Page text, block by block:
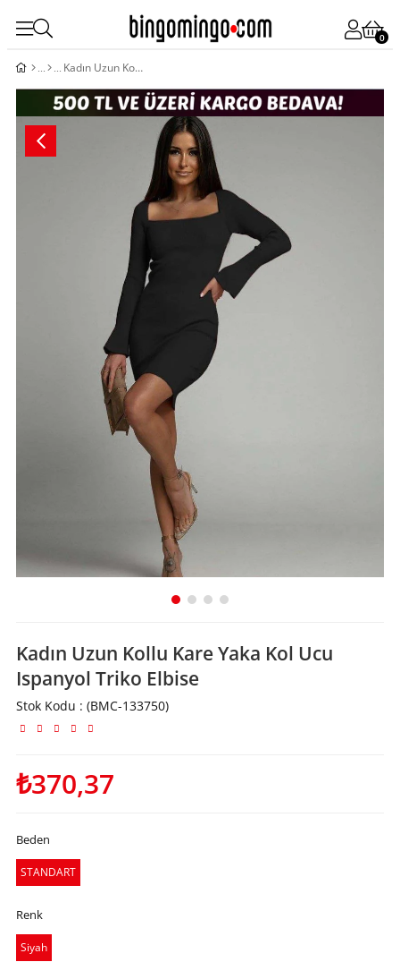
0
Kadın Uzun Kollu Kare Yaka Kol Ucu Ispanyol Triko Elbise
Kadın Uzun Kollu Kare Yaka Kol Ucu
Ispanyol Triko Elbise
Stok Kodu (BMC-133750)
₺370,37
Beden
STANDART
Renk
Siyah